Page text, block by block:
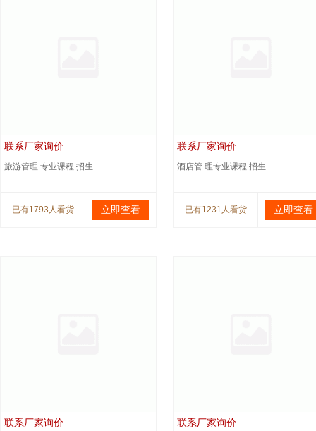
联系厂家询价
旅游管理 专业课程 招生
已有1793人看货 立即查看
联系厂家询价
酒店管 理专业课程 招生
已有1231人看货 立即查看
联系厂家询价 联系厂家询价